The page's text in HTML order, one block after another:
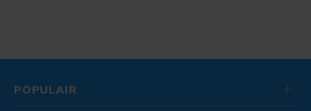
POPULAIR